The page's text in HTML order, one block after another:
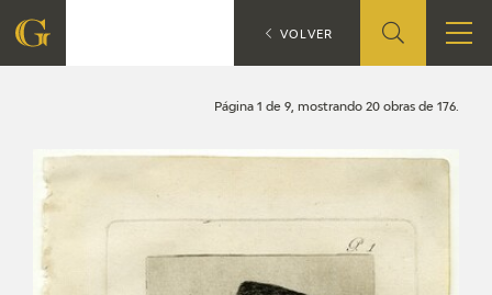
QUIENES SOMOS
CENTRO DE INVESTIGACIÓN Y DOCUMENTACIÓN
ACCIÓN CORPORATIVA
Página 1 de 9, mostrando 20 obras de 176.
CATÁLOGO Búsqueda
VOLVER